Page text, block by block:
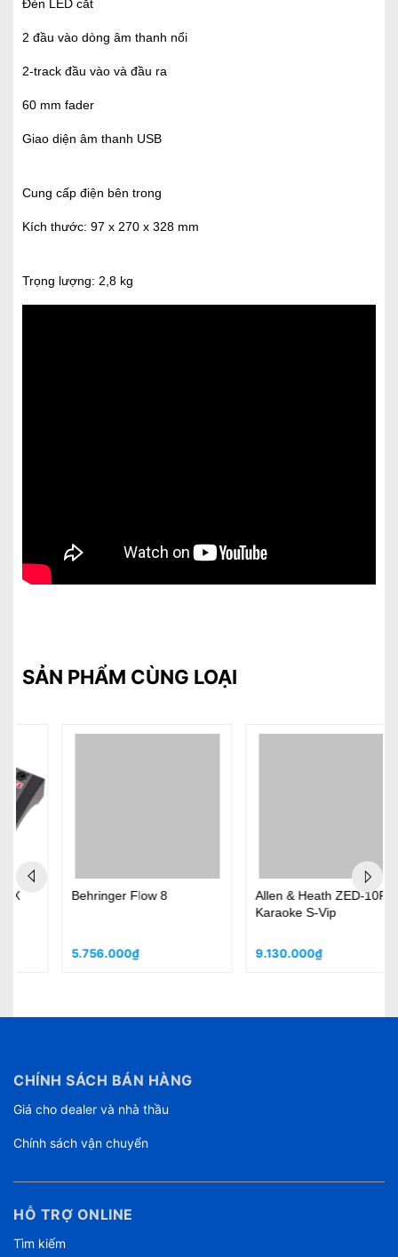
Đèn LED cắt
2 đầu vào dòng âm thanh nổi
2-track đầu vào và đầu ra
60 mm fader
Giao diện âm thanh USB
Cung cấp điện bên trong
Kích thước: 97 x 270 x 328 mm
Trọng lượng: 2,8 kg
SẢN PHẨM CÙNG LOẠI
Behringer Flow 8
5.756.000₫
Allen & Heath ZED-10FX
Karaoke S-Vip
9.130.000₫
CHÍNH SÁCH BÁN HÀNG
Giá cho dealer và nhà thầu
Chính sách vận chuyển
HỖ TRỢ ONLINE
Tìm kiếm